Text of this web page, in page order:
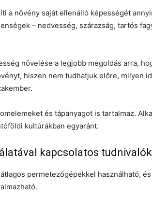
a növény saját ellenálló képességét
– nedvesség, szárazság, tartós
növelése a legjobb megoldás arra,
hiszen nem tudhatjuk előre, milyen
és tápanyagot is tartalmaz.
kultúrákban egyaránt.
kapcsolatos tudnivalók
permetezőgépekkel használható,